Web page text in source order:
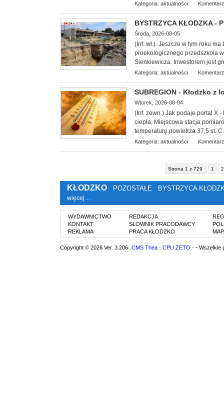
Kategoria: aktualności
BYSTRZYCA KŁODZKA -
Środa, 2026-08-05
(Inf. wł.). Jeszcze w tym roku ma
proekologicznego przedszkola
Sienkiewicza. Inwestorem jest
Kategoria: aktualności
SUBREGION - Kłodzko z
Wtorek, 2026-08-04
(Inf. zewn.) Jak podaje portal X -
ciepła. Miejscowa stacja
temperaturę powietrza 37,5 st.
Kategoria: aktualności
Strona 1 z 729 1 2
KŁODZKO POZOSTAŁE BYSTRZYCA
więcej…
WYDAWNICTWO
KONTAKT
REKLAMA
REDAKCJA
SŁOWNIK PRACODAWCY
PRACA KŁODZKO
Copyright © 2026 Ver. 3.206· CMS Thea · CPU ZETO · - Wszelkie